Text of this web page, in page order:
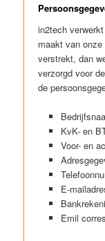
in2tech
maakt van
verstrekt, dan
verzorgd voor
de
KvK- en
Voor- en
E-
Emil